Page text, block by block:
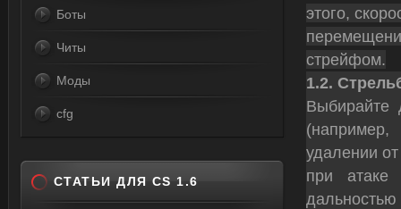
этого,
стрейфом.
1.2.
Выбирайте
удалении
при атаке
дальностью
Боты
Читы
Моды
cfg
СТАТЬИ ДЛЯ CS 1.6